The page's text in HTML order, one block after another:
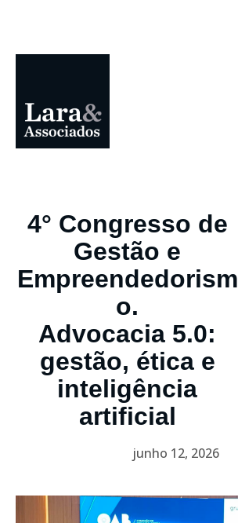
4° Congresso de
Gestão e
Empreendedorism
o.
Advocacia 5.0:
gestão, ética e
inteligência
artificial
junho 12, 2026